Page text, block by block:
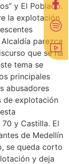
y El Poblado.
la explotación
parezca
que se ha
tema se
principales
abusadores
de explotación
y Castilla. El
de Medellín
se queda corto
y deja